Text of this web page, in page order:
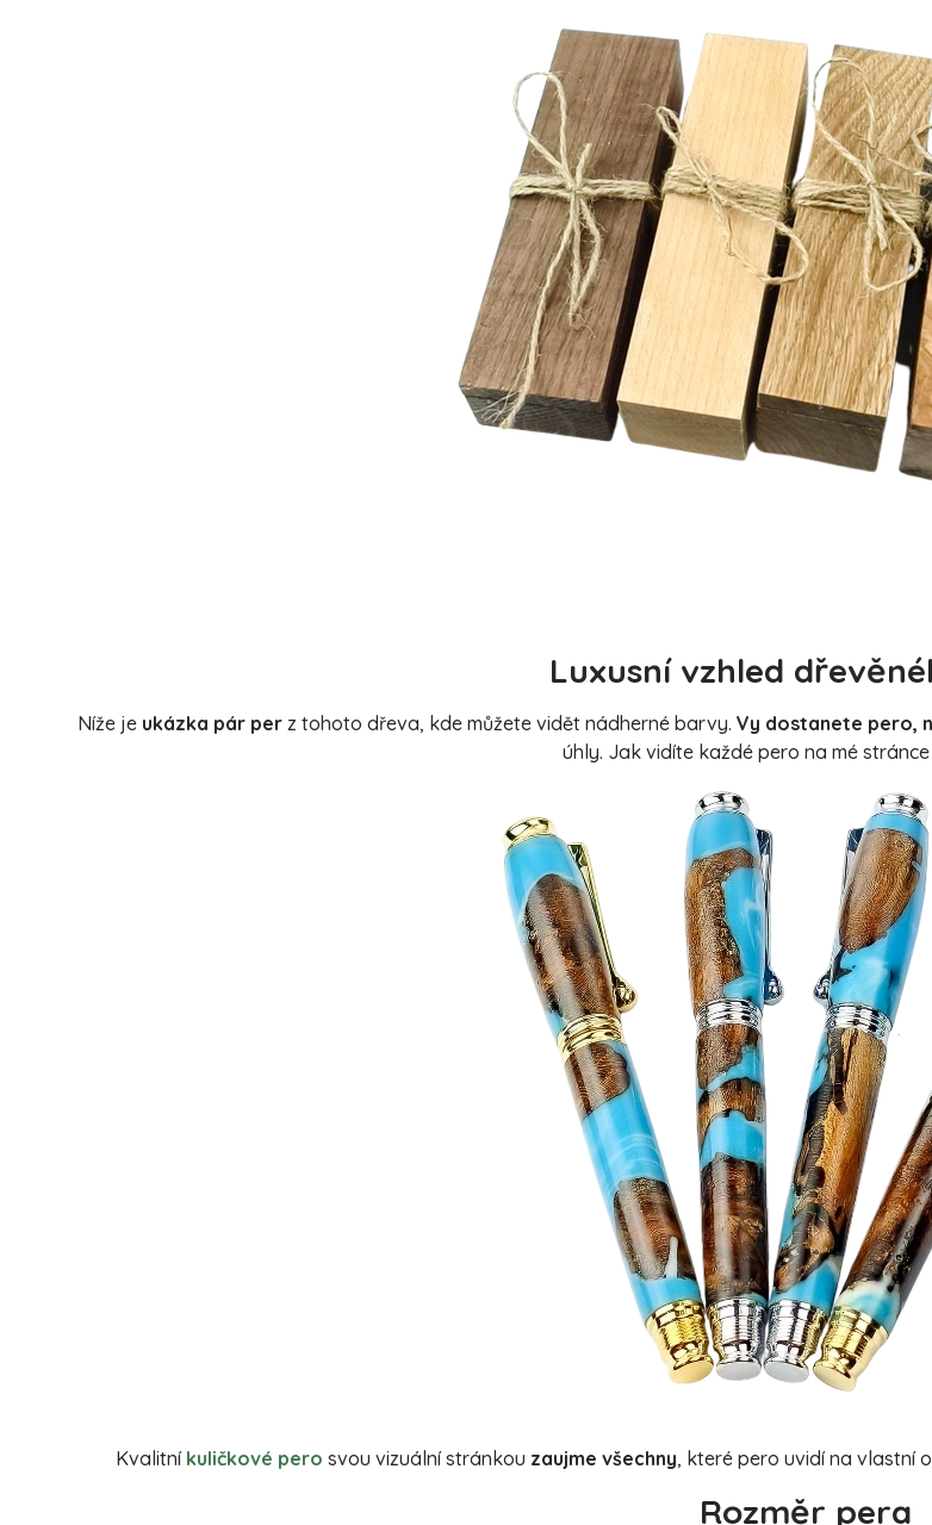
Luxusní vzhled
Níže je ukázka pár perz tohoto dřeva, kde můžete vidět nádherné barvy. Vy dostanete pero,
úhly. Jak vidíte každé pero na mé
Kvalitní kuličkové pero svou vizuální stránkou zaujme všechny, které pero uvidí na vlastní
Rozměr pera